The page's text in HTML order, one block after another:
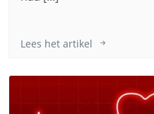
Lees het artikel